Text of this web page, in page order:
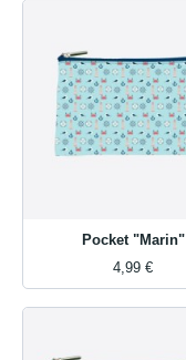
Pocket "Marin"
4,99 €